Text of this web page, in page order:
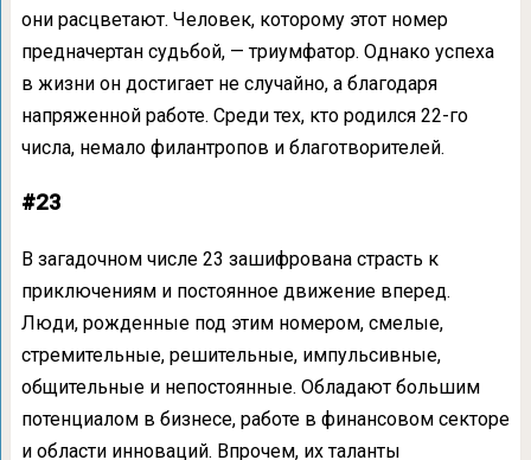
они расцветают. Человек, которому этот номер
предначертан судьбой, — триумфатор. Однако успеха
в жизни он достигает не случайно, а благодаря
напряженной работе. Среди тех, кто родился 22-го
числа, немало филантропов и благотворителей.
#23
В загадочном числе 23 зашифрована страсть к
приключениям и постоянное движение вперед.
Люди, рожденные под этим номером, смелые,
стремительные, решительные, импульсивные,
общительные и непостоянные. Обладают большим
потенциалом в бизнесе, работе в финансовом секторе
и области инноваций. Впрочем, их таланты